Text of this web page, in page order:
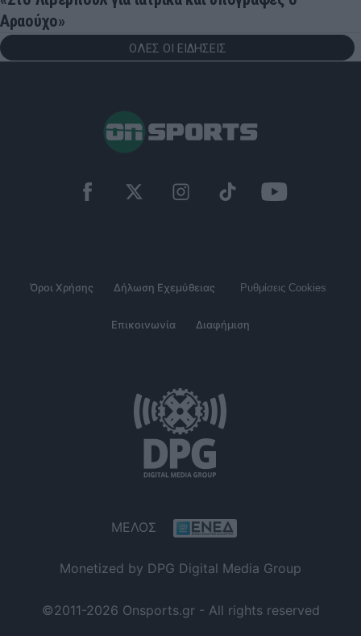
Αραούχο»
ΟΛΕΣ ΟΙ ΕΙΔΗΣΕΙΣ
Όροι Χρήσης Δήλωση Εχεμύθειας Ρυθμίσεις Cookies
Επικοινωνία Διαφήμιση
ΜΕΛΟΣ
Monetized by DPG Digital Media Group
©2011-2026 Onsports.gr - All rights reserved